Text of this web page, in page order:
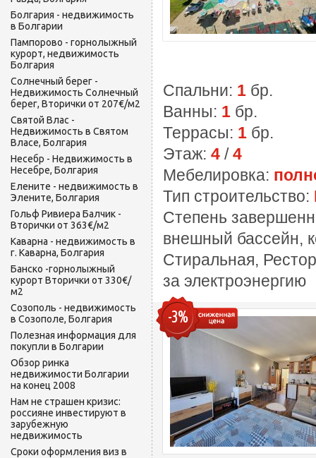
Болгария - недвижимость
в Болгарии
Пампорово - горнолыжный
курорт, недвижимость
Болгария
Солнечный берег -
Недвижимость Солнечный
берег, Вторички от 207€/м2
Святой Влас -
Недвижимость в Святом
Власе, Болгария
Несебр - Недвижимость в
Несебре, Болгария
Елените - недвижимость в
Элените, Болгария
Гольф Ривиера Балчик -
Вторички от 363€/м2
Каварна - недвижимость в
г. Каварна, Болгария
Банско -горнолыжный
курорт Вторички от 330€/
м2
Созополь - недвижимость
в Созополе, Болгария
Полезная информация для
покупли в Болгарии
Обзор ринка
недвижимости Болгарии
на конец 2008
Нам не страшен кризис:
россияне инвестируют в
зарубежную
недвижимость
Сроки оформления виз в
Спальни: 1 бр.
Ванны: 1 бр.
Террасы: 1 бр.
Этаж: 4 /4
Мебелировка:
Тип строительство:
Степень
внешный бассейн,
Стиральная,
за электроэнергию
-3%